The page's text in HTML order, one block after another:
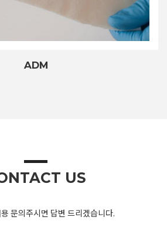
ADM
US
문의주시면 답변 드리겠습니다.